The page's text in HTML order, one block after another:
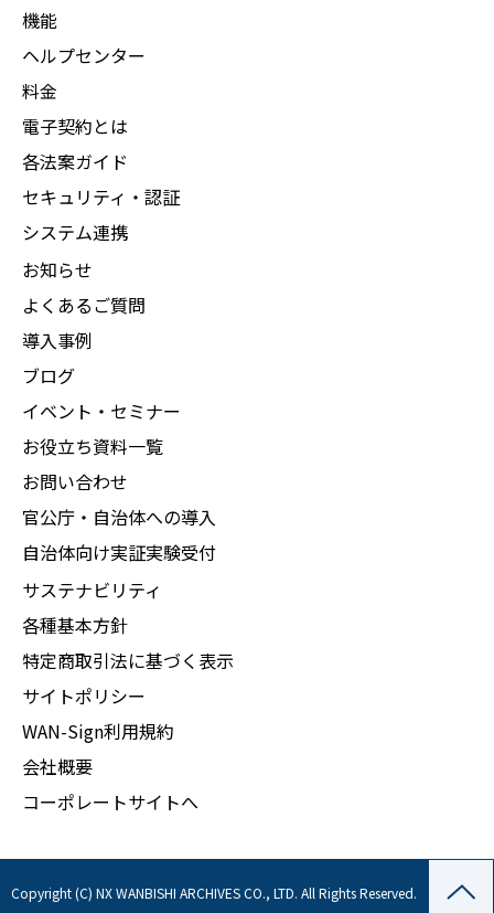
機能
ヘルプセンター
料金
電子契約とは
各法案ガイド
セキュリティ・認証
システム連携
お知らせ
よくあるご質問
導入事例
ブログ
イベント・セミナー
お役立ち資料一覧
お問い合わせ
官公庁・自治体への導入
自治体向け実証実験受付
サステナビリティ
各種基本方針
特定商取引法に基づく表示
サイトポリシー
WAN-Sign利用規約
会社概要
コーポレートサイトへ
Copyright (C) NX WANBISHI ARCHIVES CO., LTD. All Rights Reserved.